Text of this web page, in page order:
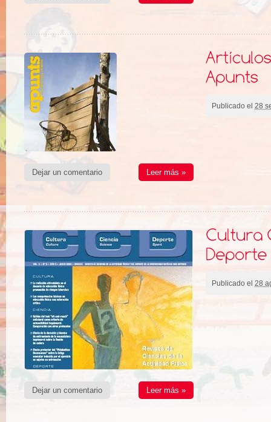
Dejar un comentario Leer más »
Publicado el 28
Dejar un comentario Leer más »
Publicado el 28